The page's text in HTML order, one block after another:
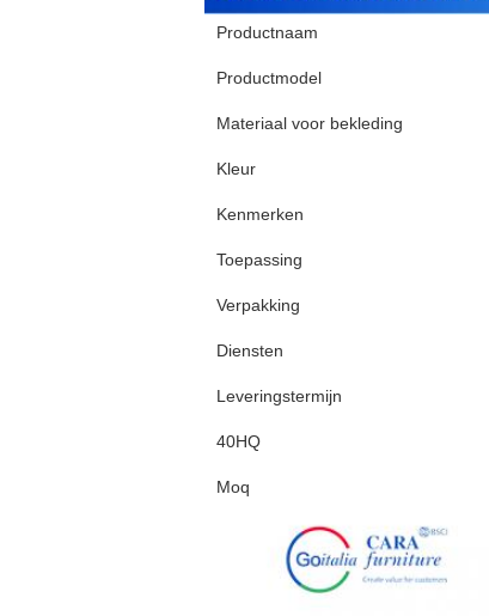
Productnaam
Productmodel
Materiaal voor bekleding
Kleur
Kenmerken
Toepassing
Verpakking
Diensten
Leveringstermijn
40HQ
Moq